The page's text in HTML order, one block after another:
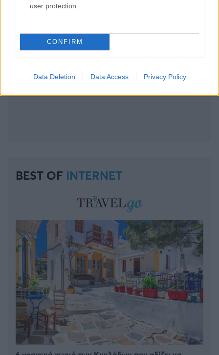
user protection.
CONFIRM
Data Deletion Data Access Privacy Policy
BEST OF INTERNET